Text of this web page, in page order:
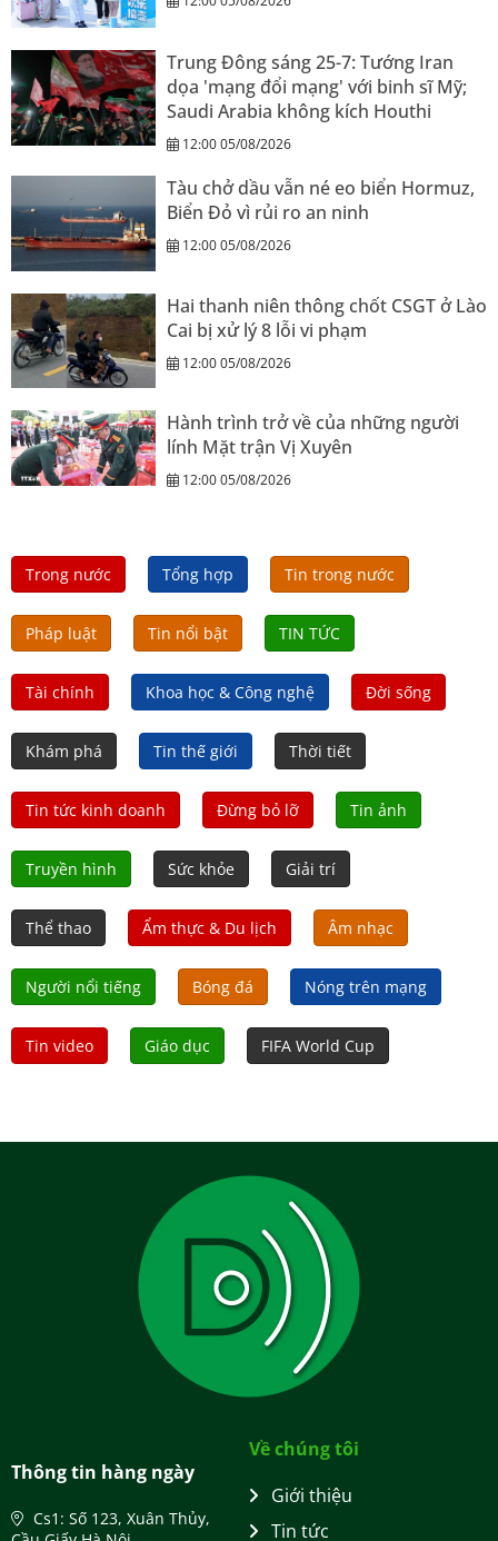
Trung Đông sáng 25-7: Tướng Iran
dọa 'mạng đổi mạng' với binh sĩ Mỹ;
Saudi Arabia không kích Houthi
12:00 05/08/2026
Tàu chở dầu vẫn né eo biển Hormuz,
Biển Đỏ vì rủi ro an ninh
12:00 05/08/2026
Hai thanh niên thông chốt CSGT ở Lào
Cai bị xử lý 8 lỗi vi phạm
12:00 05/08/2026
Hành trình trở về của những người
lính Mặt trận Vị Xuyên
12:00 05/08/2026
Trong nước Tổng hợp Tin trong nước
Pháp luật Tin nổi bật TIN TỨC
Tài chính Khoa học & Công nghệ Đời sống
Khám phá Tin thế giới Thời tiết
Tin tức kinh doanh Đừng bỏ lỡ Tin ảnh
Truyền hình Sức khỏe Giải trí
Thể thao Ẩm thực & Du lịch Âm nhạc
Người nổi tiếng Bóng đá Nóng trên mạng
Tin video Giáo dục FIFA World Cup
Thông tin hàng ngày
Cs1: Số 123, Xuân Thủy,
Về chúng tôi
Giới thiệu
Tin tức